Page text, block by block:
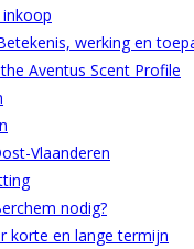
werking en
Aventus Scent Profile
Vlaanderen
nodig?
korte en lange termijn